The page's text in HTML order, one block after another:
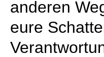
anderen
eure